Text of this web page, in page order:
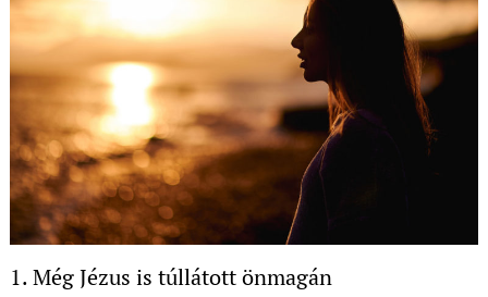
1. Még Jézus is túllátott önmagán